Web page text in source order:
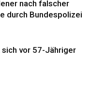
nach falscher
durch Bundespolizei
vor 57-Jähriger